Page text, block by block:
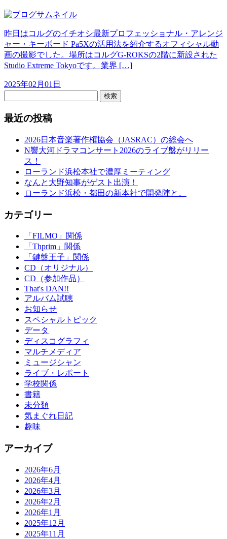
昨日はコルグのイチオシ最新プロフェッショナル・アレンジ
ャー・キーボード Pa5Xの活用法を紹介するオフィシャル動
画の撮影でした。場所はコルグG-ROKSの2階に新設された
Studio Extreme Tokyoです。業界 […]
2025年02月01日
検索
最近の投稿
2026日本音楽著作権協会（JASRAC）の総会へ
N響大河ドラマコンサート2026のライブ盤がリリー
ス！
ローランド浜松本社で濃厚ミーティング
なんと大野知事がゲスト出演！
ローランド浜松・都田の新本社で開発陣と。
カテゴリー
「FILMO」関係
「Thprim」関係
「鍵盤王子」関係
CD（オリジナル）
CD（参加作品）
That's DAN!!
アルバム試聴
お知らせ
スペシャルトピック
データ
ディスコグラフィ
マルチメディア
ミュージシャン
ライブ・レポート
学校関係
書籍
未分類
気まぐれ日記
趣味
アーカイブ
2026年6月
2026年4月
2026年3月
2026年2月
2026年1月
2025年12月
2025年11月